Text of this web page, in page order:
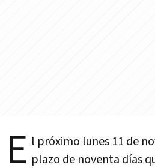
E l próximo lunes 11 de
plazo de noventa días